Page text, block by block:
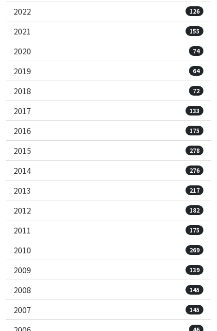
2022 126
2021 155
2020 74
2019 64
2018 72
2017 133
2016 175
2015 278
2014 276
2013 217
2012 182
2011 175
2010 269
2009 139
2008 145
2007 145
46